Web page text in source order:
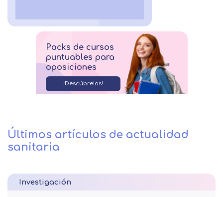
Packs de cursos
puntuables para
oposiciones
¡Descúbrelos!
Últimos artículos de actualidad
sanitaria
Investigación